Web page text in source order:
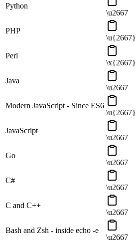
Python
\u2667
PHP
\u{2667}
Perl
\x{2667}
Java
\u2667
Modern JavaScript - Since ES6
\u{2667}
JavaScript
\u2667
Go
\u2667
C#
\u2667
C and C++
\u2667
Bash and Zsh - inside echo -e
\u2667